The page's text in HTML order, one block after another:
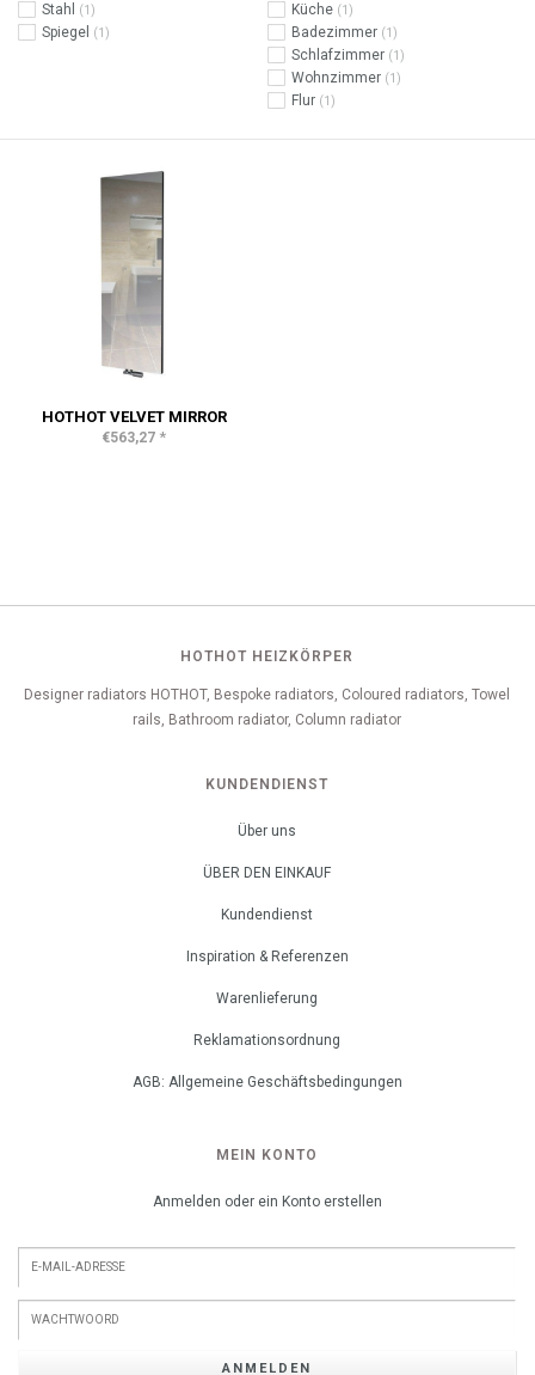
Stahl
(1)
Spiegel (1)
Küche (1)
Badezimmer (1)
Schlafzimmer (1)
Wohnzimmer (1)
Flur (1)
HOTHOT VELVET MIRROR
€563,27 *
HOTHOT HEIZKÖRPER
Designer radiators HOTHOT, Bespoke radiators, Coloured radiators, Towel
rails, Bathroom radiator, Column radiator
KUNDENDIENST
Über uns
ÜBER DEN EINKAUF
Kundendienst
Inspiration & Referenzen
Warenlieferung
Reklamationsordnung
AGB: Allgemeine Geschäftsbedingungen
MEIN KONTO
Anmelden oder ein Konto erstellen
ANMELDEN